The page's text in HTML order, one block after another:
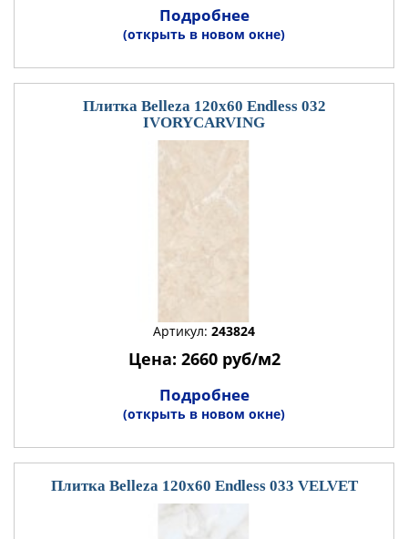
Подробнее
(открыть в новом окне)
Плитка Belleza 120x60 Endless 032
IVORYCARVING
Артикул: 243824
Цена: 2660 руб/м2
Подробнее
(открыть в новом окне)
Плитка Belleza 120x60 Endless 033 VELVET